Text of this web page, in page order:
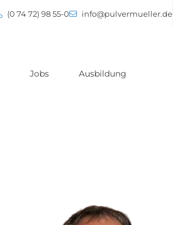
(0 74 72) 98 55-0 info@pulvermueller.de
Jobs Ausbildung